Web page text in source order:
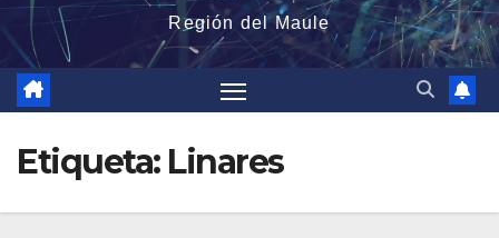
Región del Maule
Etiqueta: Linares